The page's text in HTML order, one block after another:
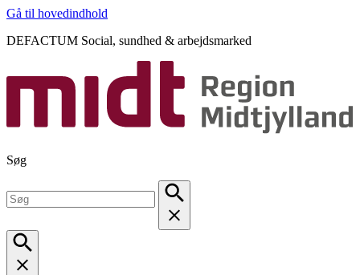
Gå til hovedindhold
DEFACTUM Social, sundhed & arbejdsmarked
Søg